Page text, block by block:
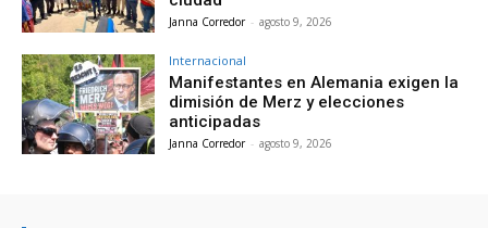
Janna Corredor - agosto 9, 2026
Internacional
Manifestantes en Alemania exigen la
dimisión de Merz y elecciones
anticipadas
Janna Corredor - agosto 9, 2026